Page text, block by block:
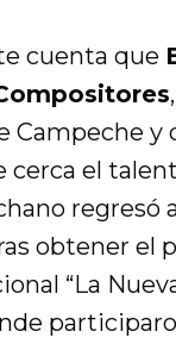
cuenta que
Campeche y
cerca el
regresó
obtener el
“La